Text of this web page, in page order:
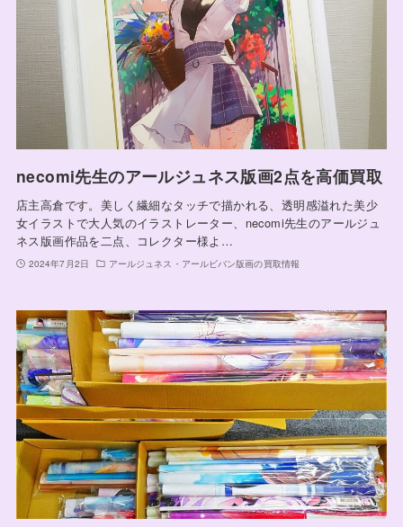
necomi先生のアールジュネス版画2点を高価買取
店主高倉です。美しく繊細なタッチで描かれる、透明感溢れた美少
女イラストで大人気のイラストレーター、necomi先生のアールジュ
ネス版画作品を二点、コレクター様よ…
2024年7月2日 アールジュネス・アールビバン版画の買取情報